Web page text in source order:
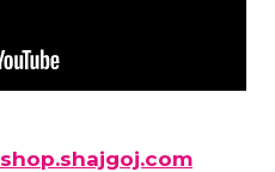
shop.shajgoj.com